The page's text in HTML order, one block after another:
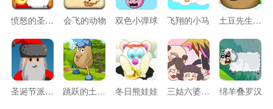
愤怒的圣诞老公公 会飞的动物 双色小弹球 飞翔的小马 土豆先生跳跳跳
圣诞节派送礼物 跳跃的土豆先生 冬日熊娃娃 三姑六婆大作战 绵羊叠罗汉